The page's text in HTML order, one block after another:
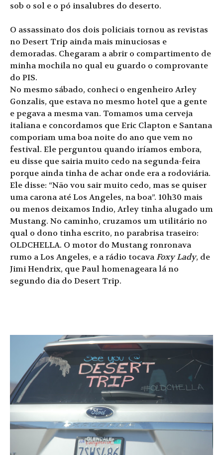
sob o sol e o pó insalubres do deserto.
O assassinato dos dois policiais tornou as revistas
no Desert Trip ainda mais minuciosas e
demoradas. Chegaram a abrir o compartimento de
minha mochila no qual eu guardo o comprovante
do PIS.
No mesmo sábado, conheci o engenheiro Arley
Gonzalis, que estava no mesmo hotel que a gente
e pegava a mesma van. Tomamos uma cerveja
italiana e concordamos que Eric Clapton e Santana
comporiam uma boa noite do ano que vem no
festival. Ele perguntou quando iríamos embora,
eu disse que sairia muito cedo na segunda-feira
porque ainda tinha de achar onde era a rodoviária.
Ele disse: “Não vou sair muito cedo, mas se quiser
uma carona até Los Angeles, na boa”. 10h30 mais
ou menos deixamos Indio, Arley tinha alugado um
Mustang. No caminho, cruzamos um utilitário no
qual o dono tinha escrito, no parabrisa traseiro:
OLDCHELLA. O motor do Mustang ronronava
rumo a Los Angeles, e a rádio tocavaFoxy Lady, de
Jimi Hendrix, que Paul homenageara lá no
segundo dia do Desert Trip.